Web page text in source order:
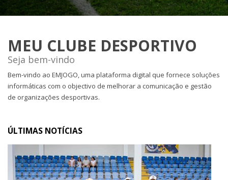
MEU CLUBE DESPORTIVO
Seja bem-vindo
Bem-vindo ao EMJOGO, uma plataforma digital que fornece soluções
informáticas com o objectivo de melhorar a comunicação e gestão
de organizações desportivas.
ÚLTIMAS NOTÍCIAS